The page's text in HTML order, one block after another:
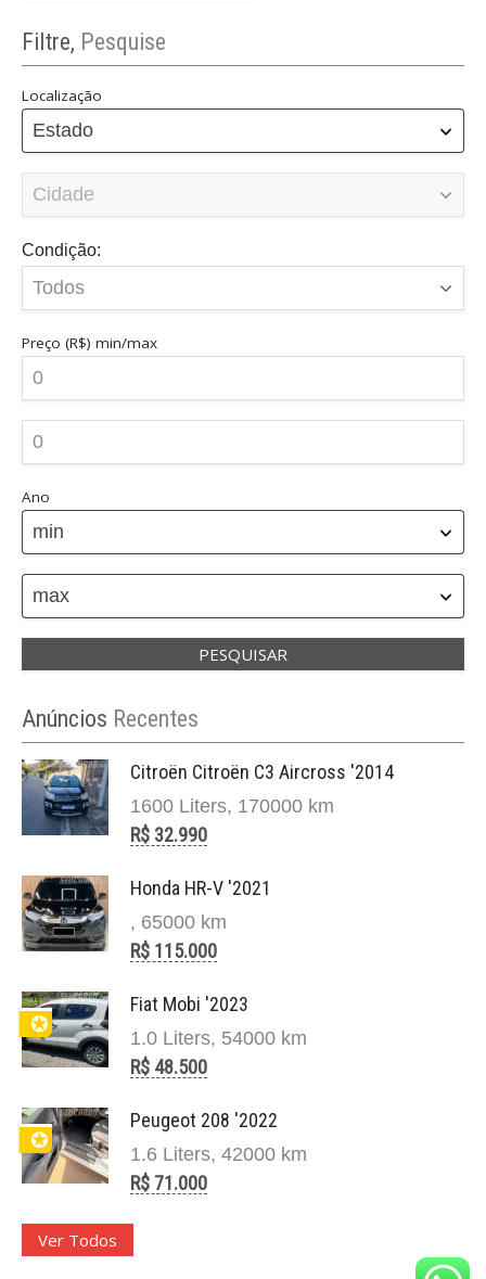
Filtre, Pesquise
Localização
Estado
Condição:
Preço (R$) min/max
Ano
min
max
Anúncios Recentes
Citroën Citroën C3 Aircross '2014
1600 Liters, 170000 km
R$ 32.990
Honda HR-V '2021
, 65000 km
R$ 115.000
✪
Fiat Mobi '2023
1.0 Liters, 54000 km
R$ 48.500
✪
Peugeot 208 '2022
1.6 Liters, 42000 km
R$ 71.000
Ver Todos